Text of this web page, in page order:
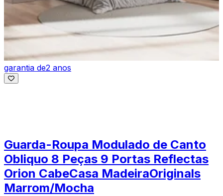
garantia de2 anos
Guarda-Roupa Modulado de Canto
Obliquo 8 Peças 9 Portas Reflectas
Orion CabeCasa MadeiraOriginals
Marrom/Mocha